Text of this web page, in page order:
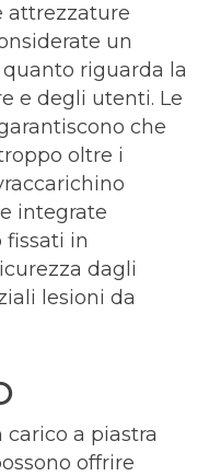
attrezzature
un
riguarda la
e degli utenti. Le
che
oltre i
integrate
fissati in
dagli
lesioni da
a piastra
offrire